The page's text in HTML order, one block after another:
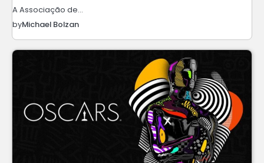
A Associação de…
byMichael Bolzan